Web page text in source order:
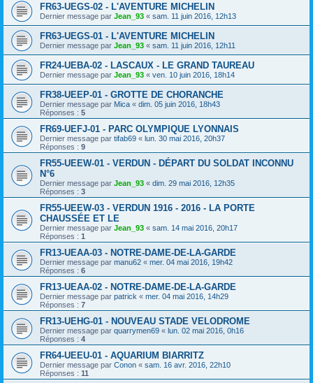
FR63-UEGS-02 - L'AVENTURE MICHELIN
Dernier message par Jean_93 « sam. 11 juin 2016, 12h13
FR63-UEGS-01 - L'AVENTURE MICHELIN
Dernier message par Jean_93 « sam. 11 juin 2016, 12h11
FR24-UEBA-02 - LASCAUX - LE GRAND TAUREAU
Dernier message par Jean_93 « ven. 10 juin 2016, 18h14
FR38-UEEP-01 - GROTTE DE CHORANCHE
Dernier message par Mica « dim. 05 juin 2016, 18h43
Réponses : 5
FR69-UEFJ-01 - PARC OLYMPIQUE LYONNAIS
Dernier message par tifab69 « lun. 30 mai 2016, 20h37
Réponses : 9
FR55-UEEW-01 - VERDUN - DÉPART DU SOLDAT INCONNU
N°6
Dernier message par Jean_93 « dim. 29 mai 2016, 12h35
Réponses : 3
FR55-UEEW-03 - VERDUN 1916 - 2016 - LA PORTE
CHAUSSÉE ET LE
Dernier message par Jean_93 « sam. 14 mai 2016, 20h17
Réponses : 1
FR13-UEAA-03 - NOTRE-DAME-DE-LA-GARDE
Dernier message par manu62 « mer. 04 mai 2016, 19h42
Réponses : 6
FR13-UEAA-02 - NOTRE-DAME-DE-LA-GARDE
Dernier message par patrick « mer. 04 mai 2016, 14h29
Réponses : 7
FR13-UEHG-01 - NOUVEAU STADE VELODROME
Dernier message par quarrymen69 « lun. 02 mai 2016, 0h16
Réponses : 4
FR64-UEEU-01 - AQUARIUM BIARRITZ
Dernier message par Conon « sam. 16 avr. 2016, 22h10
Réponses : 11